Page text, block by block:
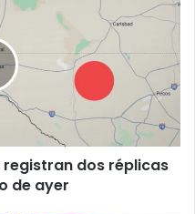
dos réplicas
de ayer